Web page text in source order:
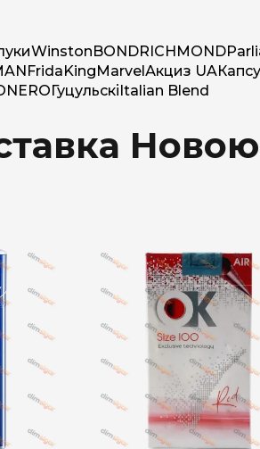
WinstonBONDRICHMOND
FridaKingMarvelАкциз UA
NEROГуцульскіItalian Blend
Новою